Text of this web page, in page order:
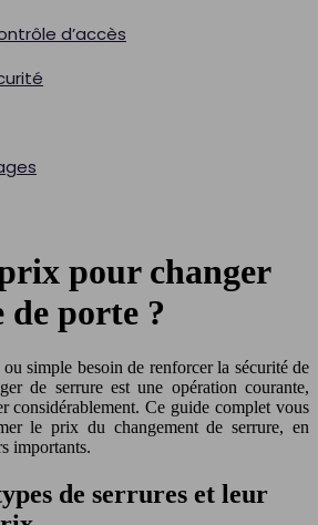
d’accès
pour changer
de porte ?
simple besoin de renforcer la sécurité de
de serrure est une opération courante,
considérablement. Ce guide complet vous
le prix du changement de serrure, en
importants.
de serrures et leur